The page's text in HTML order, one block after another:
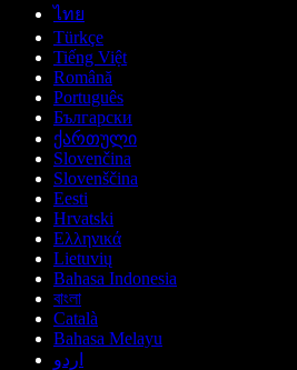
ไทย
Türkçe
Tiếng Việt
Română
Português
Български
ქართული
Slovenčina
Slovenščina
Eesti
Hrvatski
Ελληνικά
Lietuvių
Bahasa Indonesia
বাংলা
Català
Bahasa Melayu
اردو